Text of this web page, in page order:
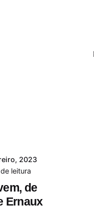
2023
leitura
de
Ernaux